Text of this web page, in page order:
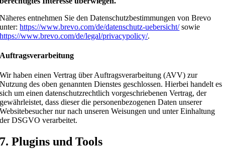
Näheres entnehmen Sie den Datenschutzbestimmungen von Brevo
unter:https://www.brevo.com/de/datenschutz-uebersicht/sowie
https://www.brevo.com/de/legal/privacypolicy/.
Auftragsverarbeitung
Wir haben einen Vertrag über Auftragsverarbeitung (AVV) zur
Nutzung des oben genannten Dienstes geschlossen. Hierbei handelt es
sich um einen datenschutzrechtlich vorgeschriebenen Vertrag, der
gewährleistet, dass dieser die personenbezogenen Daten unserer
Websitebesucher nur nach unseren Weisungen und unter Einhaltung
der DSGVO verarbeitet.
7. Plugins und Tools